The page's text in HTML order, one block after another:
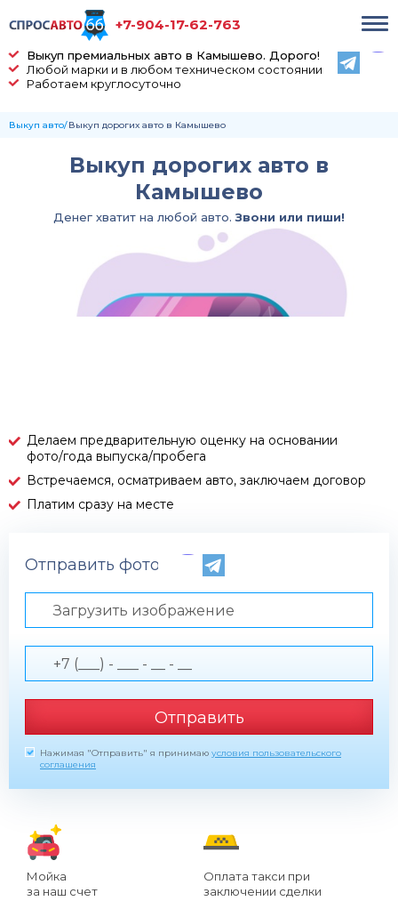
Выкуп премиальных авто в Камышево. Дорого!
Любой марки и в любом техническом состоянии
Работаем круглосуточно
+7-904-17-62-763
Выкуп авто Выкуп дорогих авто в Камышево
Выкуп дорогих авто в
Камышево
Денег хватит на любой авто.Звони или пиши!
Делаем предварительную оценку на основании
фото/года выпуска/пробега
Встречаемся, осматриваем авто, заключаем договор
Платим сразу на месте
Отправить фото по телефону
Загрузить изображение
Отправить
Нажимая "Отправить" я принимаю условия пользовательского
соглашения
Мойка
за наш счет
Оплата такси при
заключении сделки